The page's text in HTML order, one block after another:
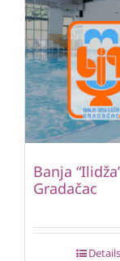
Banja
Gradačac
Details